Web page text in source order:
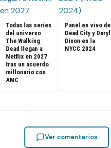
Todas las series
del universo
The Walking
Dead llegan a
Netflix en 2027
tras un acuerdo
millonario con
AMC
Panel en vivo de
Dead City y Daryl
Dixon en la
NYCC 2024
Ver comentarios